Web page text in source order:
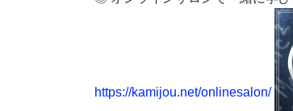
https://kamijou.net/onlinesalon/